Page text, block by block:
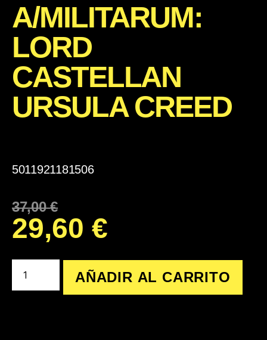
A/MILITARUM:
LORD
CASTELLAN
URSULA CREED
5011921181506
37,00€
29,60 €
AÑADIR AL CARRITO